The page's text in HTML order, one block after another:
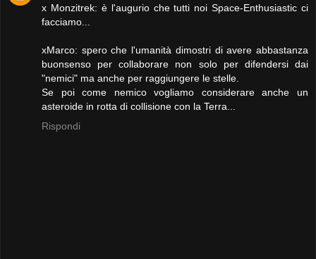
x Monzitrek: è l'augurio che tutti noi Space-Enthusiastic ci
facciamo...
xMarco: spero che l'umanità dimostri di avere abbastanza
buonsenso per collaborare non solo per difendersi dai
"nemici" ma anche per raggiungere le stelle.
Se poi come nemico vogliamo considerare anche un
asteroide in rotta di collisione con la Terra...
Rispondi